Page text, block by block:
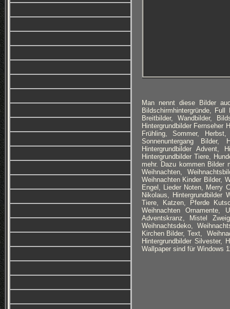
Man nennt diese Bilder
Bildschirmhintergründe,
Breitbilder, Wandbilder,
Hintergrundbilder Fernseher
Frühling, Sommer,
Sonnenuntergang Bilder,
Hintergrundbilder Advent,
Hintergrundbilder Tiere,
mehr. Dazu kommen Bilder
Weihnachten,
Weihnachten Kinder Bilder,
Engel, Lieder Noten, Merry
Nikolaus,
Tiere, Katzen, Pferde
Weihnachten Ornamente,
Adventskranz, Mistel
Weihnachtsdeko,
Kirchen Bilder, Text,
Hintergrundbilder Silvester,
Wallpaper sind für Windows